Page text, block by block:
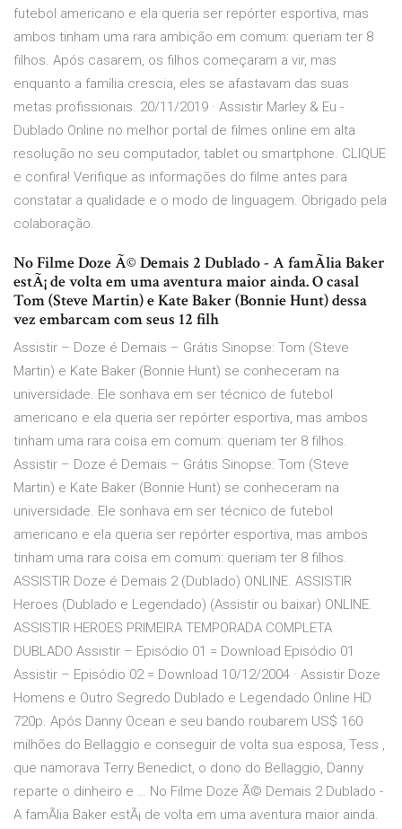
futebol americano e ela queria ser repórter esportiva, mas
ambos tinham uma rara ambição em comum: queriam ter 8
filhos. Após casarem, os filhos começaram a vir, mas
enquanto a família crescia, eles se afastavam das suas
metas profissionais. 20/11/2019 · Assistir Marley & Eu -
Dublado Online no melhor portal de filmes online em alta
resolução no seu computador, tablet ou smartphone. CLIQUE
e confira! Verifique as informações do filme antes para
constatar a qualidade e o modo de linguagem. Obrigado pela
colaboração.
No Filme Doze Ã© Demais 2 Dublado - A famÃ­lia Baker
estÃ¡ de volta em uma aventura maior ainda. O casal
Tom (Steve Martin) e Kate Baker (Bonnie Hunt) dessa
vez embarcam com seus 12 filh
Assistir – Doze é Demais – Grátis Sinopse: Tom (Steve
Martin) e Kate Baker (Bonnie Hunt) se conheceram na
universidade. Ele sonhava em ser técnico de futebol
americano e ela queria ser repórter esportiva, mas ambos
tinham uma rara coisa em comum: queriam ter 8 filhos.
Assistir – Doze é Demais – Grátis Sinopse: Tom (Steve
Martin) e Kate Baker (Bonnie Hunt) se conheceram na
universidade. Ele sonhava em ser técnico de futebol
americano e ela queria ser repórter esportiva, mas ambos
tinham uma rara coisa em comum: queriam ter 8 filhos.
ASSISTIR Doze é Demais 2 (Dublado) ONLINE. ASSISTIR
Heroes (Dublado e Legendado) (Assistir ou baixar) ONLINE.
ASSISTIR HEROES PRIMEIRA TEMPORADA COMPLETA
DUBLADO Assistir – Episódio 01 = Download Episódio 01
Assistir – Episódio 02 = Download 10/12/2004 · Assistir Doze
Homens e Outro Segredo Dublado e Legendado Online HD
720p. Após Danny Ocean e seu bando roubarem US$ 160
milhões do Bellaggio e conseguir de volta sua esposa, Tess ,
que namorava Terry Benedict, o dono do Bellaggio, Danny
reparte o dinheiro e … No Filme Doze Ã© Demais 2 Dublado -
A famÃ­lia Baker estÃ¡ de volta em uma aventura maior ainda.